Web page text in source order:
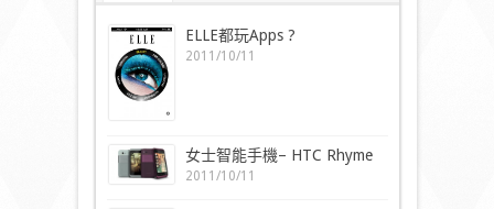
ELLE都玩Apps ?
2011/10/11
女士智能手機– HTC Rhyme
2011/10/11